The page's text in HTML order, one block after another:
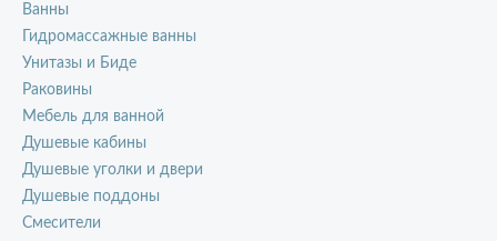
Ванны
Гидромассажные ванны
Унитазы и Биде
Раковины
Мебель для ванной
Душевые кабины
Душевые уголки и двери
Душевые поддоны
Смесители